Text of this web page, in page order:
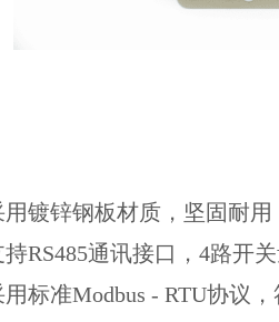
用镀锌钢板材质，坚固耐
持RS485通讯接口，4路开
用标准Modbus - RTU协议